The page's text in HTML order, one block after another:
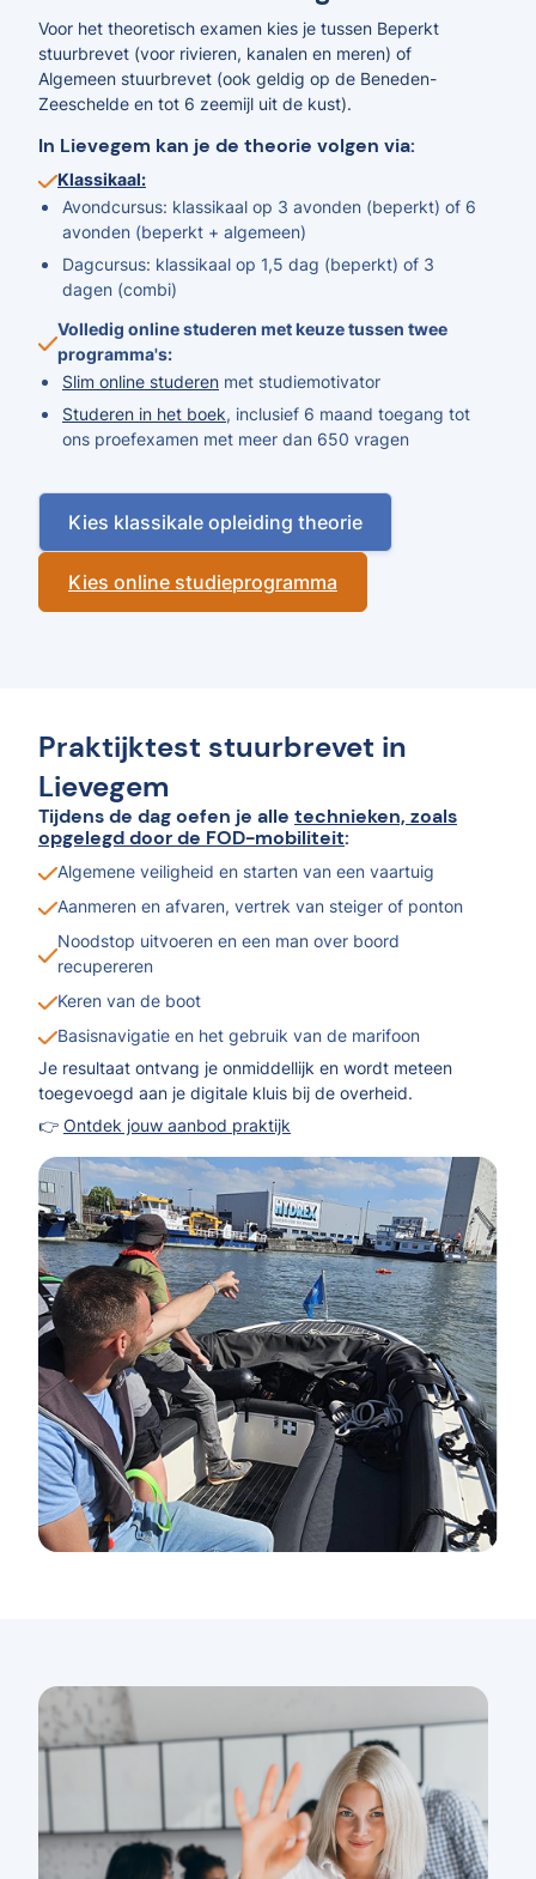
Voor het theoretisch examen kies je tussen Beperkt
stuurbrevet (voor rivieren, kanalen en meren) of
Algemeen stuurbrevet (ook geldig op de Beneden-
Zeeschelde en tot 6 zeemijl uit de kust).
In Lievegem kan je de theorie volgen via:
Klassikaal:
Avondcursus: klassikaal op 3 avonden (beperkt) of 6
avonden (beperkt + algemeen)
Dagcursus: klassikaal op 1,5 dag (beperkt) of 3
dagen (combi)
Volledig online studeren met keuze tussen twee
programma's:
Slim online studeren met studiemotivator
Studeren in het boek, inclusief 6 maand toegang tot
ons proefexamen met meer dan 650 vragen
Kies klassikale opleiding theorie
Kies online studieprogramma
Praktijktest stuurbrevet in
Lievegem
Tijdens de dag oefen je alle technieken, zoals
opgelegd door de FOD-mobiliteit:
Algemene veiligheid en starten van een vaartuig
Aanmeren en afvaren, vertrek van steiger of ponton
Noodstop uitvoeren en een man over boord
recupereren
Keren van de boot
Basisnavigatie en het gebruik van de marifoon
Je resultaat ontvang je onmiddellijk en wordt meteen
toegevoegd aan je digitale kluis bij de overheid.
👉 Ontdek jouw aanbod praktijk